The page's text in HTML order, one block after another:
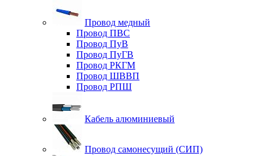
Провод медный
Провод ПВС
Провод ПуВ
Провод ПуГВ
Провод РКГМ
Провод ШВВП
Провод РПШ
Кабель алюминиевый
Провод самонесущий (СИП)